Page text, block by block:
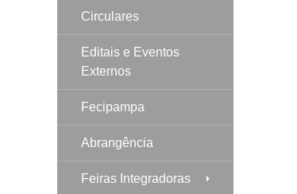
Circulares
Editais e Eventos
Externos
Fecipampa
Abrangência
Feiras Integradoras